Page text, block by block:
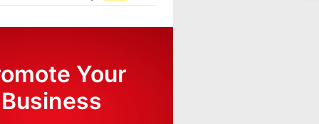
Your
Business